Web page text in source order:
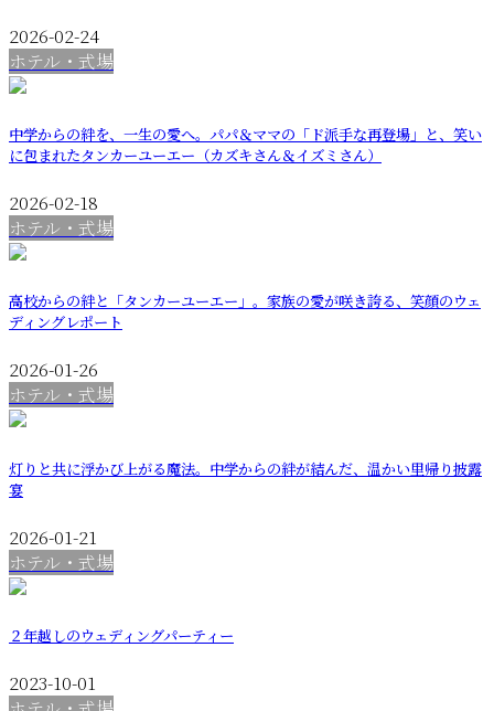
2026-02-24
ホテル・式場
中学からの絆を、一生の愛へ。パパ＆ママの「ド派手な再登場」と、笑い
に包まれたタンカーユーエー（カズキさん＆イズミさん）
2026-02-18
ホテル・式場
高校からの絆と「タンカーユーエー」。家族の愛が咲き誇る、笑顔のウェ
ディングレポート
2026-01-26
ホテル・式場
灯りと共に浮かび上がる魔法。中学からの絆が結んだ、温かい里帰り披露
宴
2026-01-21
ホテル・式場
２年越しのウェディングパーティー
2023-10-01